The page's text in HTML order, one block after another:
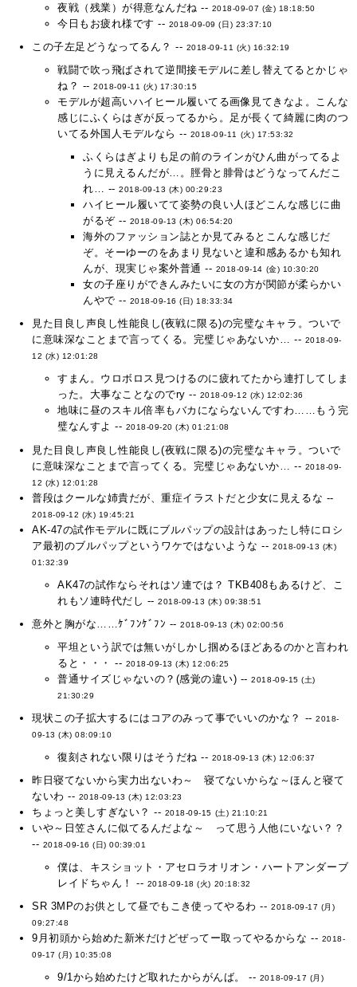
夜戦（残業）が得意なんだね -- 2018-09-07 (金) 18:18:50
今日もお疲れ様です -- 2018-09-09 (日) 23:37:10
この子左足どうなってるん？ -- 2018-09-11 (火) 16:32:19
戦闘で吹っ飛ばされて逆間接モデルに差し替えてるとかじゃ
ね？ --2018-09-11 (火) 17:30:15
モデルが超高いハイヒール履いてる画像見てきなよ。こんな
感じにふくらはぎが反ってるから。足が長くて綺麗に肉のつ
いてる外国人モデルなら -- 2018-09-11 (火) 17:53:32
ふくらはぎよりも足の前のラインがひん曲がってるよ
うに見えるんだが…。脛骨と腓骨はどうなってんだこ
れ… --2018-09-13 (木) 00:29:23
ハイヒール履いてて姿勢の良い人ほどこんな感じに曲
がるぞ -- 2018-09-13 (木) 06:54:20
海外のファッション誌とか見てみるとこんな感じだ
ぞ。そーゆーのをあまり見ないと違和感あるかも知れ
んが、現実じゃ案外普通 -- 2018-09-14 (金) 10:30:20
女の子座りができんみたいに女の方が関節が柔らかい
んやで -- 2018-09-16 (日) 18:33:34
見た目良し声良し性能良し(夜戦に限る)の完璧なキャラ。ついで
に意味深なことまで言ってくる。完璧じゃあないか… -- 2018-09-
12 (水) 12:01:28
すまん。ウロボロス見つけるのに疲れてたから連打してしま
った。大事なことなのでry -- 2018-09-12 (水) 12:02:36
地味に昼のスキル倍率もバカにならないんですわ……もう完
璧なんすよ -- 2018-09-20 (木) 01:21:08
見た目良し声良し性能良し(夜戦に限る)の完璧なキャラ。ついで
に意味深なことまで言ってくる。完璧じゃあないか… -- 2018-09-
12 (水) 12:01:28
普段はクールな姉貴だが、重症イラストだと少女に見えるな --
2018-09-12 (水) 19:45:21
AK-47の試作モデルに既にブルパップの設計はあったし特にロシ
ア最初のブルパップというワケではないような -- 2018-09-13 (木)
01:32:39
AK47の試作ならそれはソ連では？ TKB408もあるけど、こ
れもソ連時代だし --2018-09-13 (木) 09:38:51
意外と胸がな……ｹﾞﾌﾝｹﾞﾌﾝ --2018-09-13 (木) 02:00:56
平坦という訳では無いがしかし掴めるほどあるのかと言われ
ると・・・ -- 2018-09-13 (木) 12:06:25
普通サイズじゃないの？(感覚の違い) --2018-09-15 (土)
21:30:29
現状この子拡大するにはコアのみって事でいいのかな？ --2018-
09-13 (木) 08:09:10
復刻されない限りはそうだね -- 2018-09-13 (木) 12:06:37
昨日寝てないから実力出ないわ～ 寝てないからな～ほんと寝て
ないわ -- 2018-09-13 (木) 12:03:23
ちょっと美しすぎない？ -- 2018-09-15 (土) 21:10:21
いや～日笠さんに似てるんだよな～ って思う人他にいない？？
-- 2018-09-16 (日) 00:39:01
僕は、キスショット・アセロラオリオン・ハートアンダーブ
レイドちゃん！ -- 2018-09-18 (火) 20:18:32
SR 3MPのお供として昼でもこき使ってやるわ --2018-09-17 (月)
09:27:48
9月初頭から始めた新米だけどぜってー取ってやるからな -- 2018-
09-17 (月) 10:35:08
9/1から始めたけど取れたからがんば。 -- 2018-09-17 (月)